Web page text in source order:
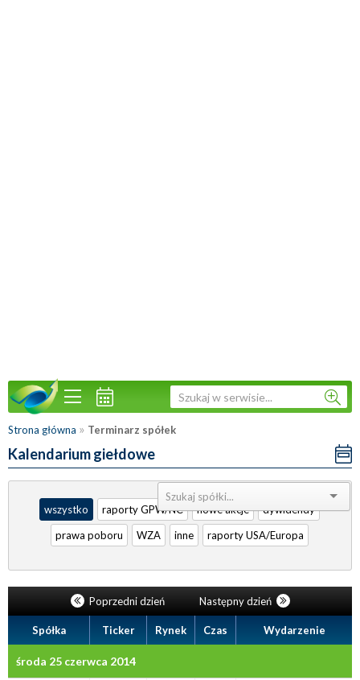
Strona główna » Terminarz spółek
Kalendarium giełdowe
Sortuj:
wszystko
raporty GPW/NC nowe akcje
dywidendy
prawa poboru
WZA inne raporty USA/Europa
Poprzedni dzień Następny dzień
Spółka Ticker Rynek Czas Wydarzenie
środa 25 czerwca 2014